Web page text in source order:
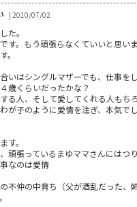
| 2010/07/02
た。
す。もう頑張らなくていいと思いま
。
いはシングルマザーでも、仕事を
歳くらいだったかな？
る人、そして愛してくれる人もち
が子のように愛情を注ぎ、本気で
す。
頑張っているまゆママさんにはつり
なのは愛情
不仲の中育ち（父が酒乱だった、